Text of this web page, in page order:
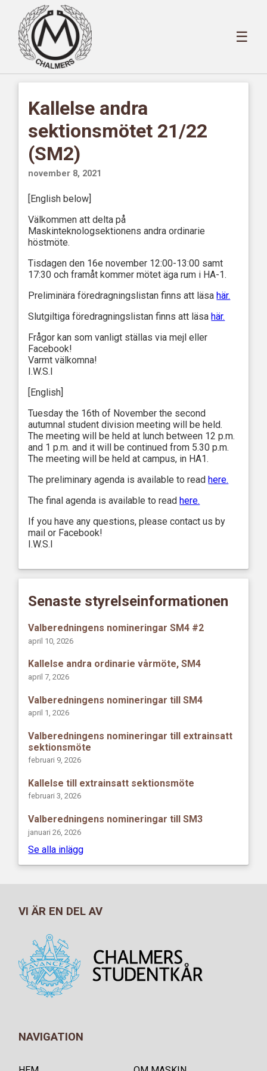
☰
Kallelse andra
sektionsmötet 21/22
(SM2)
november 8, 2021
[English below]
Välkommen att delta på
Maskinteknologsektionens andra ordinarie
höstmöte.
Tisdagen den 16e november 12:00-13:00 samt
17:30 och framåt kommer mötet äga rum i HA-1.
Preliminära föredragningslistan finns att läsahär.
Slutgiltiga föredragningslistan finns att läsahär.
Frågor kan som vanligt ställas via mejl eller
Facebook!
Varmt välkomna!
I.W.S.I
[English]
Tuesday the 16th of November the second
autumnal student division meeting will be held.
The meeting will be held at lunch between 12 p.m.
and 1 p.m. and it will be continued from 5.30 p.m.
The meeting will be held at campus, in HA1.
The preliminary agenda is available to readhere.
The final agenda is available to readhere.
If you have any questions, please contact us by
mail or Facebook!
I.W.S.I
Senaste styrelseinformationen
Valberedningens nomineringar SM4 #2
april 10, 2026
Kallelse andra ordinarie vårmöte, SM4
april 7, 2026
Valberedningens nomineringar till SM4
april 1, 2026
Valberedningens nomineringar till extrainsatt
sektionsmöte
februari 9, 2026
Kallelse till extrainsatt sektionsmöte
februari 3, 2026
Valberedningens nomineringar till SM3
januari 26, 2026
Se alla inlägg
VI ÄR EN DEL AV
NAVIGATION